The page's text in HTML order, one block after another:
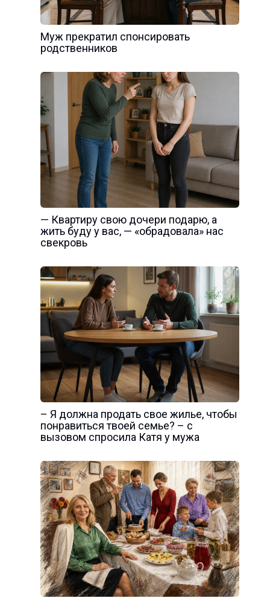
Муж прекратил спонсировать
родственников
— Квартиру свою дочери подарю, а
жить буду у вас, — «обрадовала» нас
свекровь
– Я должна продать свое жилье, чтобы
понравиться твоей семье? – с
вызовом спросила Катя у мужа